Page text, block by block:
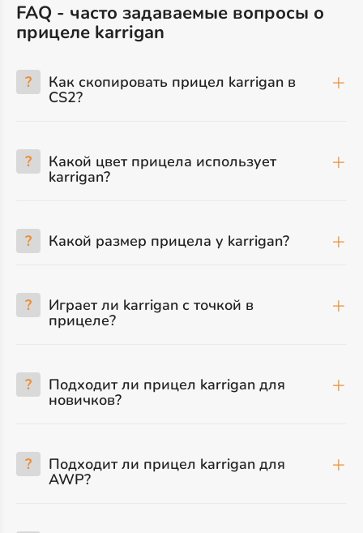
FAQ - часто задаваемые вопросы о
прицеле karrigan
? Как скопировать прицел karrigan в
CS2?
? Какой цвет прицела использует
karrigan?
? Какой размер прицела у karrigan?
? Играет ли karrigan с точкой в
прицеле?
? Подходит ли прицел karrigan для
новичков?
? Подходит ли прицел karrigan для
AWP?